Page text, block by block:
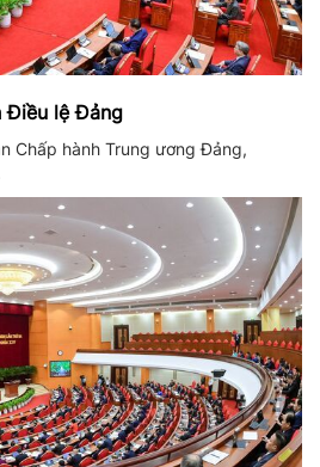
Điều lệ Đảng
Chấp hành Trung ương Đảng,